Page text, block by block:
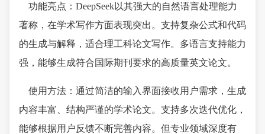
功能亮点：DeepSeek以其强大的自然语言处理能力
著称，在学术写作方面表现突出。支持复杂公式和代码
的生成与解释，适合理工科论文写作。多语言支持能力
强，能够生成符合国际期刊要求的高质量英文论文。
使用方法：通过简洁的输入界面接收用户需求，生成
内容丰富、结构严谨的学术论文。支持多次迭代优化，
能够根据用户反馈不断完善内容。但专业领域深度有